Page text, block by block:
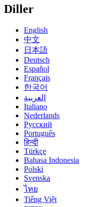
Diller
English
中文
日本語
Deutsch
Español
Français
한국어
العربية
Italiano
Nederlands
Русский
Português
हिन्दी
Türkçe
Bahasa Indonesia
Polski
Svenska
ไทย
Tiếng Việt